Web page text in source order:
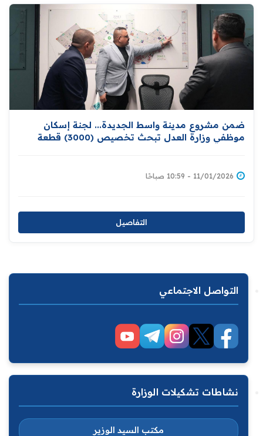
ضمن مشروع مدينة واسط الجديدة... لجنة إسكان
موظفي وزارة العدل تبحث تخصيص (3000) قطعة
11/01/2026 - 10:59 صباحًا
التفاصيل
التواصل الاجتماعي
نشاطات تشكيلات الوزارة
مكتب السيد الوزير